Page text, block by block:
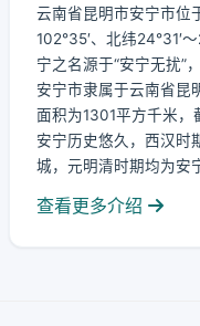
云南省昆明市安宁市位
102°35′、北纬24°31′
宁之名源于“安宁无扰”
安宁市隶属于云南省昆
面积为1301平方千米，
安宁历史悠久，西汉时
城，元明清时期均为安
查看更多介绍